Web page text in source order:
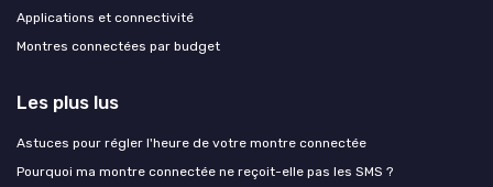
Applications et connectivité
Montres connectées par budget
Les plus lus
Astuces pour régler l'heure de votre montre connectée
Pourquoi ma montre connectée ne reçoit-elle pas les SMS ?